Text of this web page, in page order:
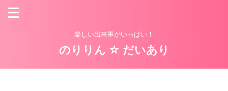
楽しい出来事がいっぱい！
のりりん ☆ だいあり